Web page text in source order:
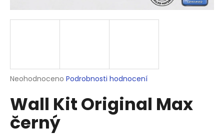
Průměrné
produktu
je
0,0
z
Neohodnoceno Podrobnosti hodnocení
Wall Kit Original Max
černý
a
j
?
HLEDAT